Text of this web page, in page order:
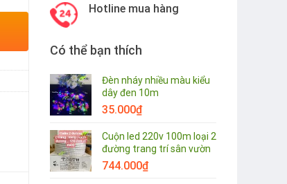
Hotline mua hàng
Có thể bạn thích
Đèn nháy nhiều màu kiểu
dây đen 10m
35.000₫
Cuộn led 220v 100m loại 2
đường trang trí sân vườn
744.000₫